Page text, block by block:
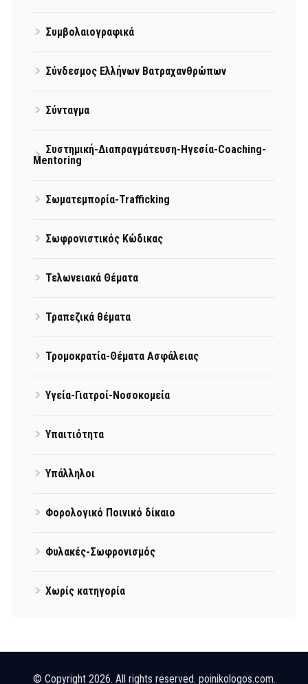
Συμβολαιογραφικά
Σύνδεσμος Ελλήνων Βατραχανθρώπων
Σύνταγμα
Συστημική-Διαπραγμάτευση-Ηγεσία-Coaching-
Mentoring
Σωματεμπορία-Trafficking
Σωφρονιστικός Κώδικας
Τελωνειακά Θέματα
Τραπεζικά θέματα
Τρομοκρατία-Θέματα Ασφάλειας
Υγεία-Γιατροί-Νοσοκομεία
Υπαιτιότητα
Υπάλληλοι
Φορολογικό Ποινικό δίκαιο
Φυλακές-Σωφρονισμός
Χωρίς κατηγορία
© Copyright 2026. All rights reserved. poinikologos.com.